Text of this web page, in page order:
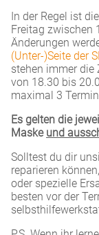
In der Regel ist
Freitag zwischen
Änderungen
(Unter-)Seite der
stehen immer die
von 18.30 bis
maximal 3
Es gelten die
Maske und
Solltest du dir
reparieren
oder spezielle
besten vor der